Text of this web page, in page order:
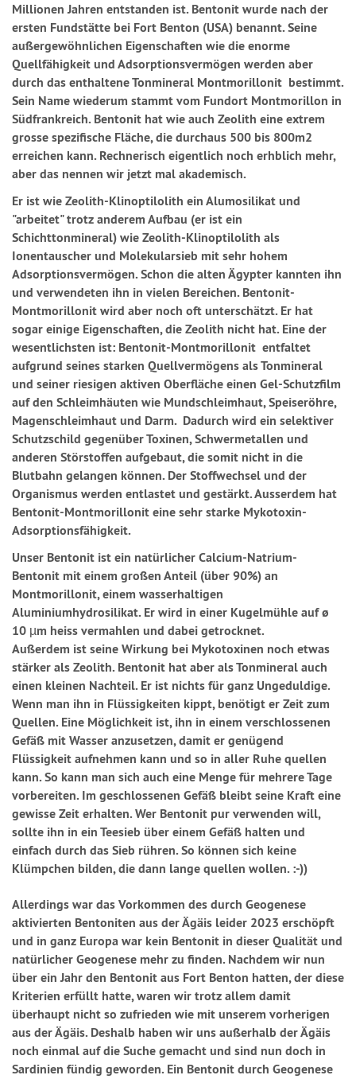
Millionen Jahren entstanden ist. Bentonit wurde nach der
ersten Fundstätte bei Fort Benton (USA) benannt. Seine
außergewöhnlichen Eigenschaften wie die enorme
Quellfähigkeit und Adsorptionsvermögen werden aber
durch das enthaltene Tonmineral Montmorillonit bestimmt.
Sein Name wiederum stammt vom Fundort Montmorillon in
Südfrankreich. Bentonit hat wie auch Zeolith eine extrem
grosse spezifische Fläche, die durchaus 500 bis 800m2
erreichen kann. Rechnerisch eigentlich noch erhblich mehr,
aber das nennen wir jetzt mal akademisch.
Er ist wie Zeolith-Klinoptilolith ein Alumosilikat und
"arbeitet" trotz anderem Aufbau (er ist ein
Schichttonmineral) wie Zeolith-Klinoptilolith als
Ionentauscher und Molekularsieb mit sehr hohem
Adsorptionsvermögen. Schon die alten Ägypter kannten ihn
und verwendeten ihn in vielen Bereichen. Bentonit-
Montmorillonit wird aber noch oft unterschätzt. Er hat
sogar einige Eigenschaften, die Zeolith nicht hat. Eine der
wesentlichsten ist: Bentonit-Montmorillonit entfaltet
aufgrund seines starken Quellvermögens als Tonmineral
und seiner riesigen aktiven Oberfläche einen Gel-Schutzfilm
auf den Schleimhäuten wie Mundschleimhaut, Speiseröhre,
Magenschleimhaut und Darm. Dadurch wird ein selektiver
Schutzschild gegenüber Toxinen, Schwermetallen und
anderen Störstoffen aufgebaut, die somit nicht in die
Blutbahn gelangen können. Der Stoffwechsel und der
Organismus werden entlastet und gestärkt. Ausserdem hat
Bentonit-Montmorillonit eine sehr starke Mykotoxin-
Adsorptionsfähigkeit.
Unser Bentonit ist ein natürlicher Calcium-Natrium-
Bentonit mit einem großen Anteil (über 90%) an
Montmorillonit, einem wasserhaltigen
Aluminiumhydrosilikat. Er wird in einer Kugelmühle auf ø
10 µm heiss vermahlen und dabei getrocknet.
Außerdem ist seine Wirkung bei Mykotoxinen noch etwas
stärker als Zeolith. Bentonit hat aber als Tonmineral auch
einen kleinen Nachteil. Er ist nichts für ganz Ungeduldige.
Wenn man ihn in Flüssigkeiten kippt, benötigt er Zeit zum
Quellen. Eine Möglichkeit ist, ihn in einem verschlossenen
Gefäß mit Wasser anzusetzen, damit er genügend
Flüssigkeit aufnehmen kann und so in aller Ruhe quellen
kann. So kann man sich auch eine Menge für mehrere Tage
vorbereiten. Im geschlossenen Gefäß bleibt seine Kraft eine
gewisse Zeit erhalten. Wer Bentonit pur verwenden will,
sollte ihn in ein Teesieb über einem Gefäß halten und
einfach durch das Sieb rühren. So können sich keine
Klümpchen bilden, die dann lange quellen wollen. :-))
Allerdings war das Vorkommen des durch Geogenese
aktivierten Bentoniten aus der Ägäis leider 2023 erschöpft
und in ganz Europa war kein Bentonit in dieser Qualität und
natürlicher Geogenese mehr zu finden. Nachdem wir nun
über ein Jahr den Bentonit aus Fort Benton hatten, der diese
Kriterien erfüllt hatte, waren wir trotz allem damit
überhaupt nicht so zufrieden wie mit unserem vorherigen
aus der Ägäis. Deshalb haben wir uns außerhalb der Ägäis
noch einmal auf die Suche gemacht und sind nun doch in
Sardinien fündig geworden. Ein Bentonit durch Geogenese